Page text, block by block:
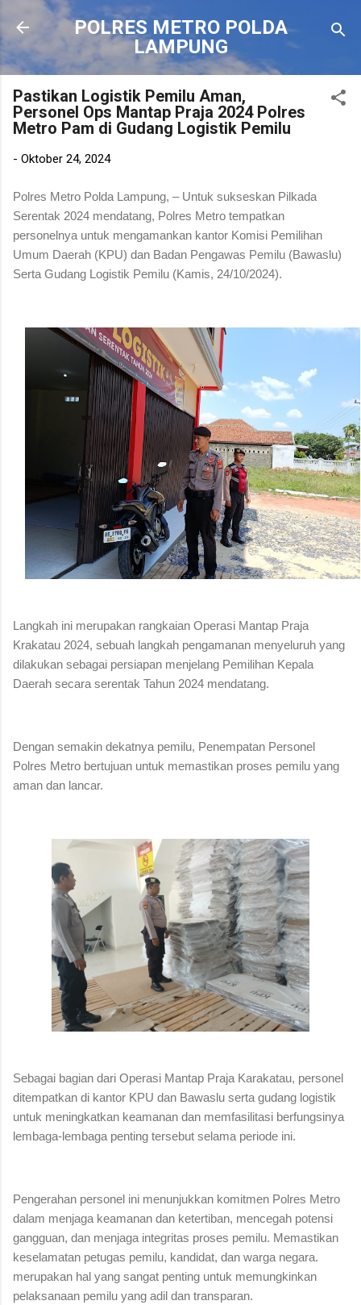
Langsung ke konten utama
POLRES METRO POLDA
LAMPUNG
Pastikan Logistik Pemilu Aman,
Personel Ops Mantap Praja 2024 Polres
Metro Pam di Gudang Logistik Pemilu
- Oktober 24, 2024
Polres Metro Polda Lampung, – Untuk sukseskan Pilkada
Serentak 2024 mendatang, Polres Metro tempatkan
personelnya untuk mengamankan kantor Komisi Pemilihan
Umum Daerah (KPU) dan Badan Pengawas Pemilu (Bawaslu)
Serta Gudang Logistik Pemilu (Kamis, 24/10/2024).
Langkah ini merupakan rangkaian Operasi Mantap Praja
Krakatau 2024, sebuah langkah pengamanan menyeluruh yang
dilakukan sebagai persiapan menjelang Pemilihan Kepala
Daerah secara serentak Tahun 2024 mendatang.
Dengan semakin dekatnya pemilu, Penempatan Personel
Polres Metro bertujuan untuk memastikan proses pemilu yang
aman dan lancar.
Sebagai bagian dari Operasi Mantap Praja Karakatau, personel
ditempatkan di kantor KPU dan Bawaslu serta gudang logistik
untuk meningkatkan keamanan dan memfasilitasi berfungsinya
lembaga-lembaga penting tersebut selama periode ini.
Pengerahan personel ini menunjukkan komitmen Polres Metro
dalam menjaga keamanan dan ketertiban, mencegah potensi
gangguan, dan menjaga integritas proses pemilu. Memastikan
keselamatan petugas pemilu, kandidat, dan warga negara.
merupakan hal yang sangat penting untuk memungkinkan
pelaksanaan pemilu yang adil dan transparan.